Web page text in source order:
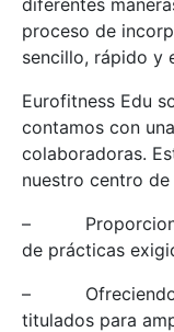
proceso de
sencillo, rápido y
Eurofitness Edu
contamos con
colaboradoras.
nuestro centro de
–
de prácticas
– Ofreciendo
titulados para